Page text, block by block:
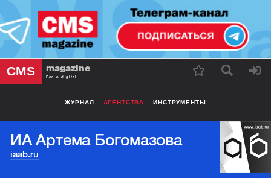
CMS magazine
Все о digital
ЖУРНАЛ АГЕНТСТВА ИНСТРУМЕНТЫ
ИА Артема Богомазова
iaab.ru